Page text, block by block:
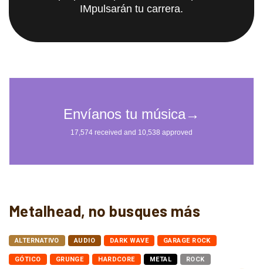
IMpulsarán tu carrera.
Metalhead, no busques más
ALTERNATIVO AUDIO DARK WAVE GARAGE ROCK
GÓTICO GRUNGE HARDCORE METAL ROCK